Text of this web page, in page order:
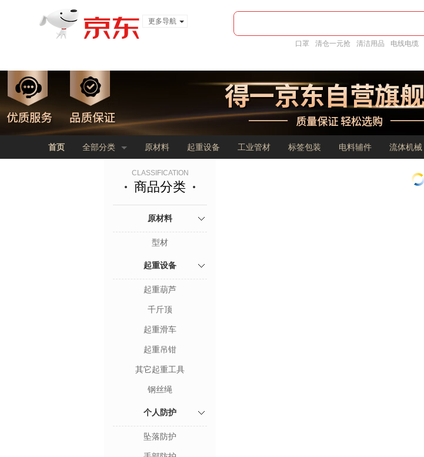
更多导航
口罩 清仓一元抢 清洁用品 电线电缆
首页 全部分类 原材料 起重设备 工业管材 标签包装 电料辅件 流体机械
CLASSIFICATION
商品分类
原材料
型材
起重设备
起重葫芦
千斤顶
起重滑车
起重吊钳
其它起重工具
钢丝绳
个人防护
坠落防护